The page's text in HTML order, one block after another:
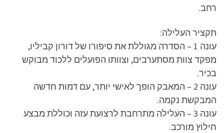
רחב.
תקציר העלילה:
עונה 1 – הסדרה מגוללת את סיפורו של דורון קביליו,
מפקד צוות מסתערבים, וצוותו הפועלים ללכוד מבוקש
בכיר.
עונה 2 – המאבק הופך לאישי יותר, עם דמות חדשה
המבקשת נקמה.
עונה 3 – העלילה מתרחבת לרצועת עזה וכוללת מבצע
חילוץ מורכב.